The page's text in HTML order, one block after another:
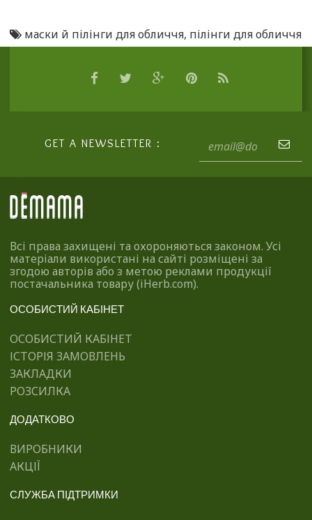
маски й пілінги для обличчя, пілінги для обличчя
GET A NEWSLETTER :
Всі права захищені та охороняються законом. Усі
матеріали використані на сайті розміщені за
згодою авторів або з метою реклами продукції
постачальника товару (iHerb.com).
ОСОБИСТИЙ КАБІНЕТ
ОСОБИСТИЙ КАБІНЕТ
ІСТОРІЯ ЗАМОВЛЕНЬ
ЗАКЛАДКИ
РОЗСИЛКА
ДОДАТКОВО
ВИРОБНИКИ
АКЦІЇ
СЛУЖБА ПІДТРИМКИ